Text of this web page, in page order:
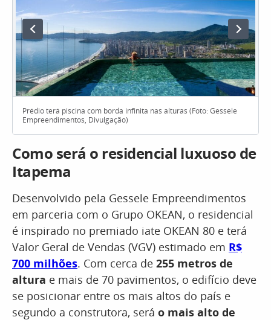
Prédio terá piscina com borda infinita nas alturas (Foto: Gessele
Empreendimentos, Divulgação)
Como será o residencial luxuoso de
Itapema
Desenvolvido pela Gessele Empreendimentos
em parceria com o Grupo OKEAN, o residencial
é inspirado no premiado iate OKEAN 80 e terá
Valor Geral de Vendas (VGV) estimado em R$
700 milhões. Com cerca de 255 metros de
altura e mais de 70 pavimentos, o edifício deve
se posicionar entre os mais altos do país e
segundo a construtora, será o mais alto de